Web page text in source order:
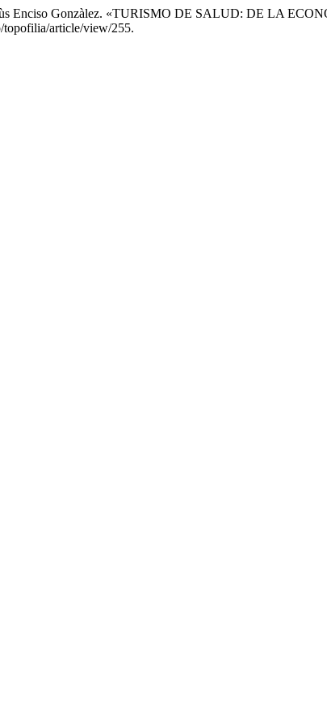
Enciso Gonzàlez. «TURISMO DE SALUD: DE LA
topofilia/article/view/255.